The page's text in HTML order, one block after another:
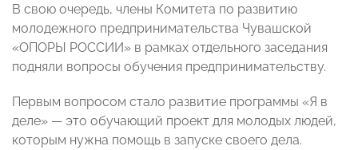
В свою очередь, члены Комитета по развитию
молодежного предпринимательства Чувашской
«ОПОРЫ РОССИИ» в рамках отдельного заседания
подняли вопросы обучения предпринимательству.
Первым вопросом стало развитие программы «Я в
деле» — это обучающий проект для молодых людей,
которым нужна помощь в запуске своего дела.